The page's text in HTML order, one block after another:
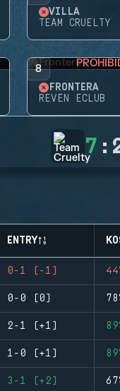
VILLA
TEAM CRUELTY
8
FRONTERA
REVEN ECLUB
7 :
ENTRY
0-1 (-1)
0-0 (0)
2-1 (+1)
1-0 (+1)
3-1 (+2)